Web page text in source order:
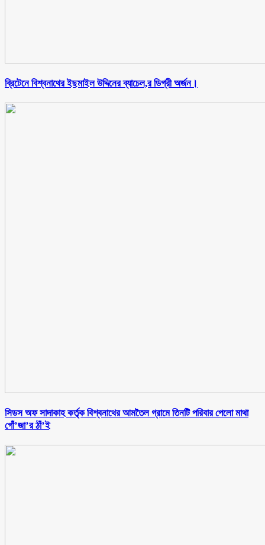
ব্রিটেনে বিশ্বনাথের ইছমাইল উদ্দিনের ব্যাচেল,র ডিগ্রী অর্জন।
সিডস অফ সাদাকাহ কর্তৃক বিশ্বনাথের আমতৈল গ্রামে তিনটি পরিবার পেলো মাথা
গোঁ’জা’র ঠাঁ’ই